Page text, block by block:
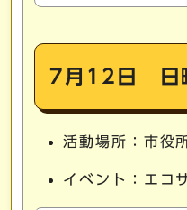
7月12日 日
活動場所：市役
イベント：エコ